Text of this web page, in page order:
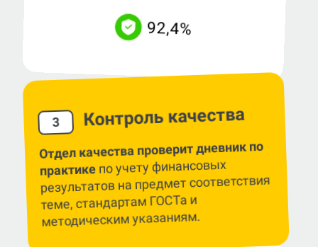
3 Контроль качества
Отдел качества проверит дневник по
практикепо учету финансовых
результатов на предмет соответствия
теме, стандартам ГОСТа и
методическим указаниям.